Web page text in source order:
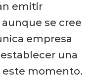
emitir
se cree
empresa
una
este momento.